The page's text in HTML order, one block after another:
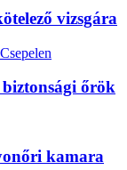
vizsgára
őrök
kamara